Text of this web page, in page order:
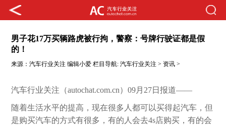
男子花17万买辆路虎被行拘，警察：号牌行驶证都是假
的！
来源：汽车行业关注 编辑小爱 栏目导航:汽车行业关注 > 资讯 >
汽车行业关注（autochat.com.cn）09月27日报道——
随着生活水平的提高，现在很多人都可以买得起汽车，但
是购买汽车的方式有很多，有的人会去4s店购买，有的会